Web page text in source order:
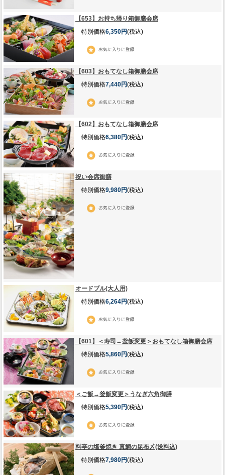
【653】お持ち帰り箱御膳会席
特別価格6,350円(税込)
【603】おもてなし箱御膳会席
特別価格7,440円(税込)
【602】おもてなし箱御膳会席
特別価格6,380円(税込)
祝い会席御膳
特別価格9,980円(税込)
オードブル(大人用)
特別価格6,264円(税込)
【601】＜寿司→釜飯変更＞おもてなし箱御膳会席
特別価格5,860円(税込)
＜ご飯→釜飯変更＞うなぎ六角御膳
特別価格5,390円(税込)
料亭の塩釜焼き 真鯛の昆布〆(送料込)
特別価格7,980円(税込)